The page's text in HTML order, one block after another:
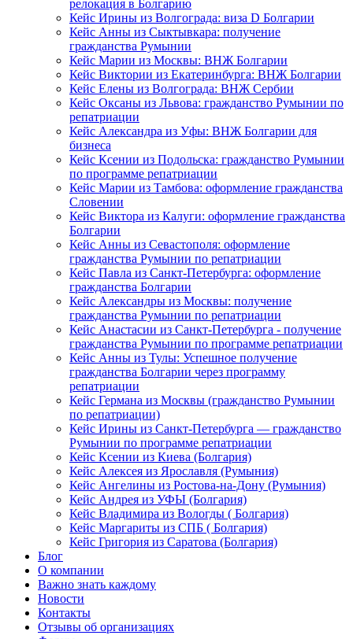
релокация в Болгарию
Кейс Ирины из Волгограда: виза D Болгарии
Кейс Анны из Сыктывкара: получение
гражданства Румынии
Кейс Марии из Москвы: ВНЖ Болгарии
Кейс Виктории из Екатеринбурга: ВНЖ Болгарии
Кейс Елены из Волгограда: ВНЖ Сербии
Кейс Оксаны из Львова: гражданство Румынии по
репатриации
Кейс Александра из Уфы: ВНЖ Болгарии для
бизнеса
Кейс Ксении из Подольска: гражданство Румынии
по программе репатриации
Кейс Марии из Тамбова: оформление гражданства
Словении
Кейс Виктора из Калуги: оформление гражданства
Болгарии
Кейс Анны из Севастополя: оформление
гражданства Румынии по репатриации
Кейс Павла из Санкт-Петербурга: оформление
гражданства Болгарии
Кейс Александры из Москвы: получение
гражданства Румынии по репатриации
Кейс Анастасии из Санкт-Петербурга - получение
гражданства Румынии по программе репатриации
Кейс Анны из Тулы: Успешное получение
гражданства Болгарии через программу
репатриации
Кейс Германа из Москвы (гражданство Румынии
по репатриации)
Кейс Ирины из Санкт-Петербурга — гражданство
Румынии по программе репатриации
Кейс Ксении из Киева (Болгария)
Кейс Алексея из Ярославля (Румыния)
Кейс Ангелины из Ростова-на-Дону (Румыния)
Кейс Андрея из УФЫ (Болгария)
Кейс Владимира из Вологды ( Болгария)
Кейс Маргариты из СПБ ( Болгария)
Кейс Григория из Саратова (Болгария)
Блог
О компании
Важно знать каждому
Новости
Контакты
Отзывы об организациях